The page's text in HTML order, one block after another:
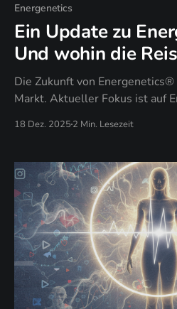
Energenetics
Ein Update zu
Und wohin die
Die Zukunft von
Markt. Aktueller Fokus ist auf
18 Dez. 2025 2 Min. Lesezeit